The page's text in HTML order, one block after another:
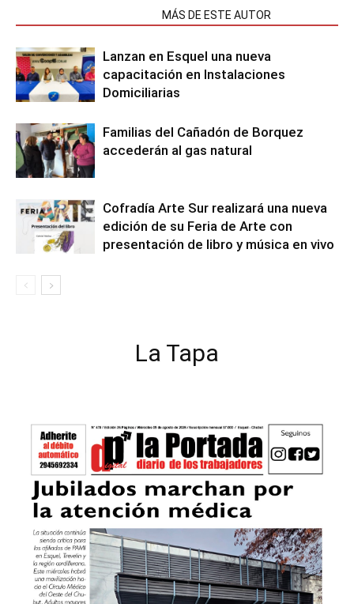
MÁS DE ESTE AUTOR
Lanzan en Esquel una nueva
capacitación en Instalaciones
Domiciliarias
Familias del Cañadón de Borquez
accederán al gas natural
Cofradía Arte Sur realizará una nueva
edición de su Feria de Arte con
presentación de libro y música en vivo
La Tapa